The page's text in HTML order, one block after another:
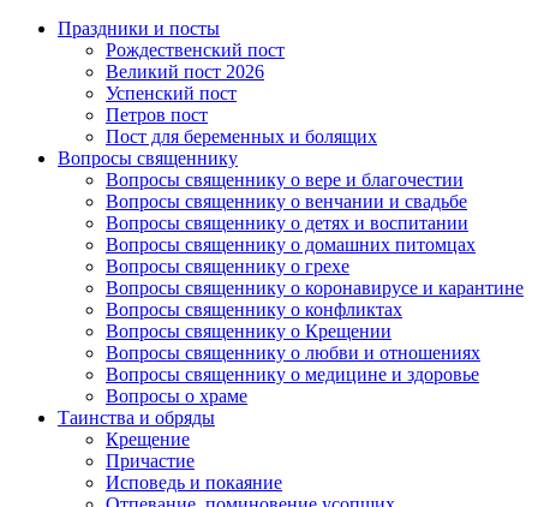
Праздники и посты
Рождественский пост
Великий пост 2026
Успенский пост
Петров пост
Пост для беременных и болящих
Вопросы священнику
Вопросы священнику о вере и благочестии
Вопросы священнику о венчании и свадьбе
Вопросы священнику о детях и воспитании
Вопросы священнику о домашних питомцах
Вопросы священнику о грехе
Вопросы священнику о коронавирусе и карантине
Вопросы священнику о конфликтах
Вопросы священнику о Крещении
Вопросы священнику о любви и отношениях
Вопросы священнику о медицине и здоровье
Вопросы о храме
Таинства и обряды
Крещение
Причастие
Исповедь и покаяние